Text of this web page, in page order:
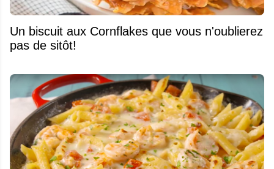
Un biscuit aux Cornflakes que vous n'oublierez
pas de sitôt!